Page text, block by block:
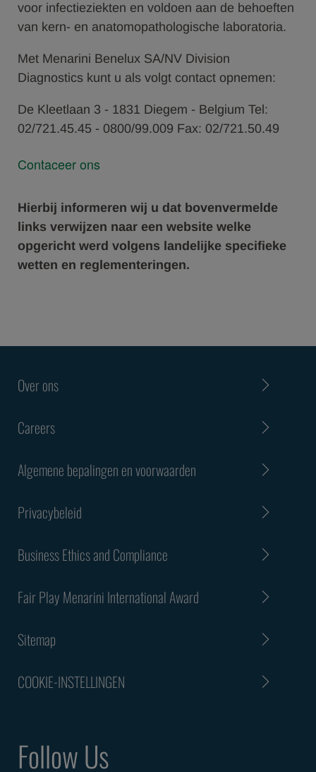
voor infectieziekten en voldoen aan de behoeften
van kern- en anatomopathologische laboratoria.
Met Menarini Benelux SA/NV Division
Diagnostics kunt u als volgt contact opnemen:
De Kleetlaan 3 - 1831 Diegem - Belgium Tel:
02/721.45.45 - 0800/99.009 Fax: 02/721.50.49
Contaceer ons
Hierbij informeren wij u dat bovenvermelde
links verwijzen naar een website welke
opgericht werd volgens landelijke specifieke
wetten en reglementeringen.
Over ons
Careers
Algemene bepalingen en voorwaarden
Privacybeleid
Business Ethics and Compliance
Fair Play Menarini International Award
Sitemap
COOKIE-INSTELLINGEN
Follow Us